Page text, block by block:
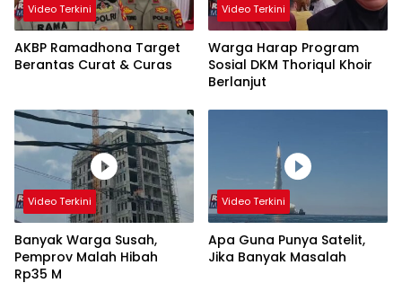
Video Terkini
AKBP Ramadhona Target
Berantas Curat & Curas
Video Terkini
Warga Harap Program
Sosial DKM Thoriqul Khoir
Berlanjut
Video Terkini
Banyak Warga Susah,
Pemprov Malah Hibah
Rp35 M
Video Terkini
Apa Guna Punya Satelit,
Jika Banyak Masalah